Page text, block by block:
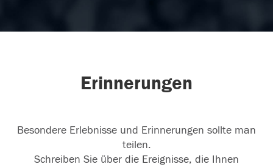
Erinnerungen
Besondere Erlebnisse und Erinnerungen sollte man
teilen.
Schreiben Sie über die Ereignisse, die Ihnen